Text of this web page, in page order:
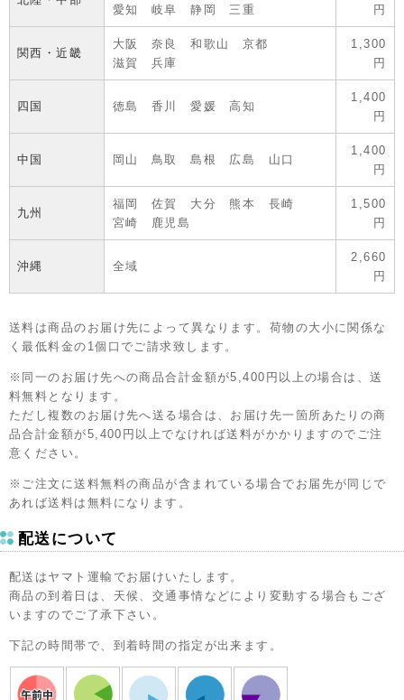
愛知 岐阜 静岡 三重
円
関西・近畿
大阪 奈良 和歌山 京都
滋賀 兵庫
1,300
円
四国 徳島 香川 愛媛 高知
1,400
円
中国 岡山 鳥取 島根 広島 山口
1,400
円
九州
福岡 佐賀 大分 熊本 長崎
宮崎 鹿児島
1,500
円
沖縄 全域
2,660
円
送料は商品のお届け先によって異なります。荷物の大小に関係な
く最低料金の1個口でご請求致します。
※同一のお届け先への商品合計金額が5,400円以上の場合は、送
料無料となります。
ただし複数のお届け先へ送る場合は、お届け先一箇所あたりの商
品合計金額が5,400円以上でなければ送料がかかりますのでご注
意ください。
※ご注文に送料無料の商品が含まれている場合でお届先が同じで
あれば送料は無料になります。
配送について
配送はヤマト運輸でお届けいたします。
商品の到着日は、天候、交通事情などにより変動する場合もござ
いますのでご了承下さい。
下記の時間帯で、到着時間の指定が出来ます。